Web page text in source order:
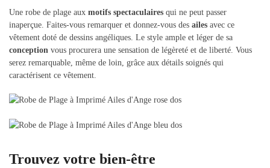
Une robe de plage aux motifs spectaculaires qui ne peut passer
inaperçue. Faites-vous remarquer et donnez-vous des ailes avec ce
vêtement doté de dessins angéliques. Le style ample et léger de sa
conception vous procurera une sensation de légèreté et de liberté. Vous
serez remarquable, même de loin, grâce aux détails soignés qui
caractérisent ce vêtement.
Trouvez votre bien-être